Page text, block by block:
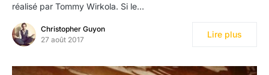
réalisé par Tommy Wirkola. Si le…
Christopher Guyon
27 août 2017
Lire plus